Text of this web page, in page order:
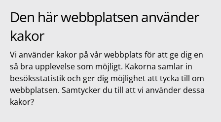
Den här webbplatsen använder
kakor
Vi använder kakor på vår webbplats för att ge dig en
så bra upplevelse som möjligt. Kakorna samlar in
besöksstatistik och ger dig möjlighet att tycka till om
webbplatsen. Samtycker du till att vi använder dessa
kakor?